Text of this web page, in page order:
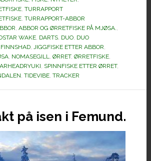
på
Mjøsa.
, TURRAPPORT
, TURRAPPORT-ABBOR
, ABBOR OG ØRRETFISKE PÅ MJØSA.,
WAKE, DARTS, DUO, DUO
FINNSHAD, JIGGFISKE ETTER ABBOR,
, NOMASEGILL, ØRRET, ØRRETFISKE,
, SPINNFISKE ETTER ØRRET,
, TIDEVIBE, TRACKER
på isen i Femund.